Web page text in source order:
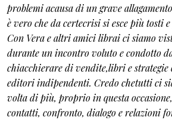
problemi acausa di un grave
è vero che da certecrisi si esce più tosti
Con Vera e altri amici librai ci siamo
durante un incontro voluto e condotto
chiacchierare di vendite,libri e
editori indipendenti. Credo chetutti ci
volta di più, proprio in questa
contatti, confronto, dialogo e relazioni